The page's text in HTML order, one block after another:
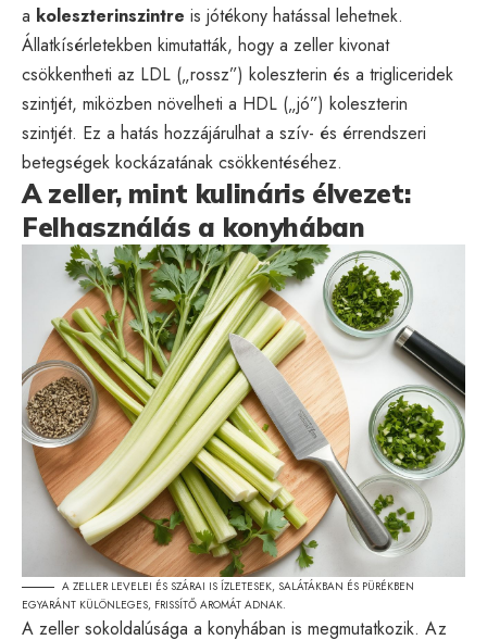
a koleszterinszintre is jótékony hatással lehetnek.
Állatkísérletekben kimutatták, hogy a zeller kivonat
csökkentheti az LDL („rossz”) koleszterin és a trigliceridek
szintjét, miközben növelheti a HDL („jó”) koleszterin
szintjét. Ez a hatás hozzájárulhat a szív- és érrendszeri
betegségek kockázatának csökkentéséhez.
A zeller, mint kulináris élvezet:
Felhasználás a konyhában
A ZELLER LEVELEI ÉS SZÁRAI IS ÍZLETESEK, SALÁTÁKBAN ÉS PÜRÉKBEN
EGYARÁNT KÜLÖNLEGES, FRISSÍTŐ AROMÁT ADNAK.
A zeller sokoldalúsága a konyhában is megmutatkozik. Az